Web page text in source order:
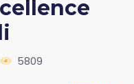
5809